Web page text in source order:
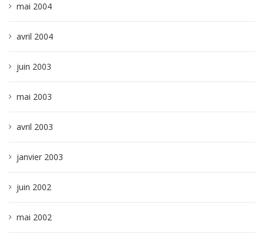
mai 2004
avril 2004
juin 2003
mai 2003
avril 2003
janvier 2003
juin 2002
mai 2002